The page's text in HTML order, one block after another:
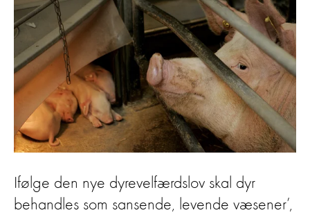
Ifølge den nye dyrevelfærdslov skal dyr
behandles som sansende, levende væsener’,